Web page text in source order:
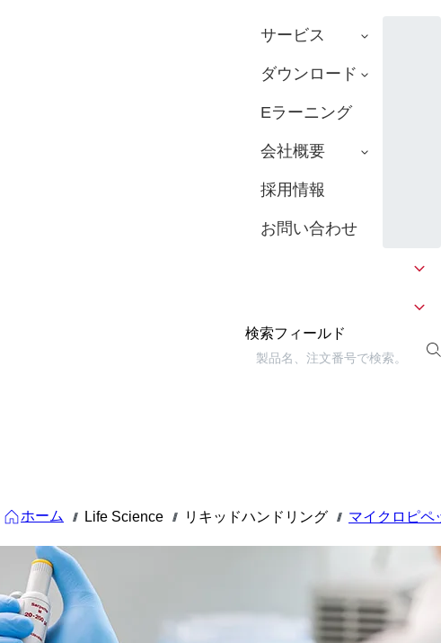
サービス
ダウンロード
Eラーニング
会社概要
採用情報
お問い合わせ
検索フィールド
ホーム /// Life Science /// リキッドハンドリング /// マイクロピペ